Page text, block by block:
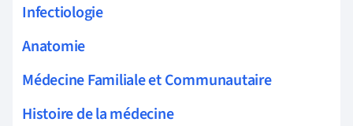
Infectiologie
Anatomie
Médecine Familiale et Communautaire
Histoire de la médecine